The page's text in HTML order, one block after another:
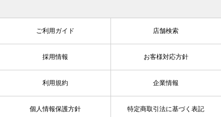
ご利用ガイド 店舗検索
採用情報 お客様対応方針
利用規約 企業情報
個人情報保護方針 特定商取引法に基づく表記